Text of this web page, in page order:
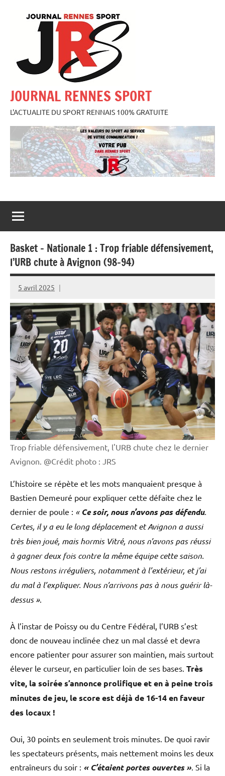
JOURNAL RENNES SPORT
L'ACTUALITE DU SPORT RENNAIS 100% GRATUITE
Basket – Nationale 1 : Trop friable défensivement,
l’URB chute à Avignon (98-94)
5 avril 2025
Rédaction
JRS
Trop friable défensivement, l'URB chute chez le dernier
Avignon. @Crédit photo : JRS
L’histoire se répète et les mots manquaient presque à
Bastien Demeuré pour expliquer cette défaite chez le
dernier de poule : « Ce soir, nous n’avons pas défendu.
Certes, il y a eu le long déplacement et Avignon a aussi
très bien joué, mais hormis Vitré, nous n’avons pas réussi
à gagner deux fois contre la même équipe cette saison.
Nous restons irréguliers, notamment à l’extérieur, et j’ai
du mal à l’expliquer. Nous n’arrivons pas à nous guérir là-
dessus ».
À l’instar de Poissy ou du Centre Fédéral, l’URB s’est
donc de nouveau inclinée chez un mal classé et devra
encore patienter pour assurer son maintien, mais surtout
élever le curseur, en particulier loin de ses bases. Très
vite, la soirée s’annonce prolifique et en à peine trois
minutes de jeu, le score est déjà de 16-14 en faveur
des locaux !
Oui, 30 points en seulement trois minutes. De quoi ravir
les spectateurs présents, mais nettement moins les deux
entraîneurs du soir : « C’étaient portes ouvertes ». Si la